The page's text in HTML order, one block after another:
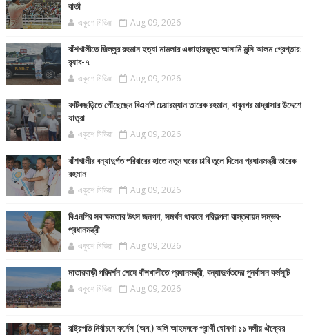
বার্তা
একুশে মিডিয়া Aug 09, 2026
বাঁশখালীতে জিল্লুর রহমান হত্যা মামলার এজাহারভুক্ত আসামি মুন্সি আলম গ্রেপ্তার:
র‍্যাব-৭
একুশে মিডিয়া Aug 09, 2026
ফটিকছড়িতে পৌঁছেছেন বিএনপি চেয়ারম্যান তারেক রহমান, বাবুনগর মাদ্রাসার উদ্দেশে
যাত্রা
একুশে মিডিয়া Aug 09, 2026
বাঁশখালীর বন্যাদুর্গত পরিবারের হাতে নতুন ঘরের চাবি তুলে দিলেন প্রধানমন্ত্রী তারেক
রহমান
একুশে মিডিয়া Aug 09, 2026
বিএনপির সব ক্ষমতার উৎস জনগণ, সমর্থন থাকলে পরিকল্পনা বাস্তবায়ন সম্ভব-
প্রধানমন্ত্রী
একুশে মিডিয়া Aug 09, 2026
মাতারবাড়ী পরিদর্শন শেষে বাঁশখালীতে প্রধানমন্ত্রী, বন্যাদুর্গতদের পুনর্বাসন কর্মসূচি
একুশে মিডিয়া Aug 09, 2026
রাষ্ট্রপতি নির্বাচনে কর্নেল (অব.) অলি আহমদকে প্রার্থী ঘোষণা ১১ দলীয় ঐক্যের